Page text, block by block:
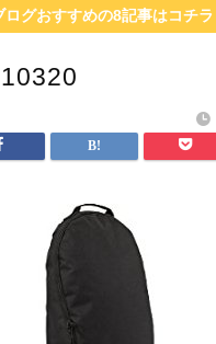
ログおすすめの8記事はコチラ